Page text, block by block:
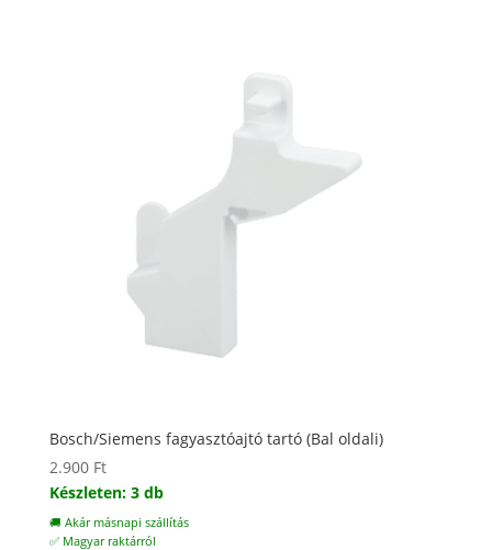
Bosch/Siemens fagyasztóajtó tartó (Bal oldali)
2.900 Ft
Készleten: 3 db
🚚 Akár másnapi szállítás
✅ Magyar raktárról